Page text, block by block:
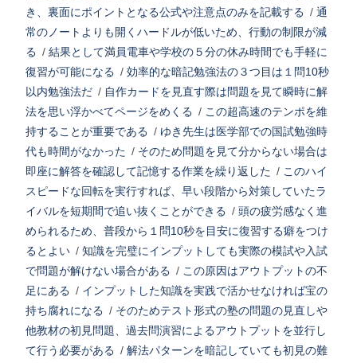
き、裏面にポイントとなる公式や注意点のみを記載する / 通
常のノートよりも開くハードルが低いため、行動の制限が減
る / 結果として満員電車や学校の５分の休み時間でも手軽に
復習が可能になる / 効率的な暗記勉強法の３つ目は１問10秒
以内勉強法だ / 自作カードを見直す際は問題を見て瞬時に解
法を思い浮かべてページをめくる / この超高速のテンポを維
持することが重要である / ゆき先生は医学部での国試勉強時
代も時間がなかった / そのため問題を見て分からない場合は
即座に解答を確認して記憶する作業を繰り返した / このハイ
スピードな回転を実行すれば、早い段階から対策していたラ
イバルを短期間で追い抜くことができる / 頭の疲労感なく進
められるため、普段から１問10秒を目安に復習する癖をつけ
るとよい / 知識を完璧にインプットしても実際の模試や入試
で問題が解けない場合がある / この原因はアウトプットの不
足にある / インプットした知識を実践で活かせなければ宝の
持ち腐れになる / そのためテスト形式の塾の問題の見直しや
他教材の初見問題、過去問演習によるアウトプットを並行し
て行う必要がある / 解法パターンを暗記していても初見の難